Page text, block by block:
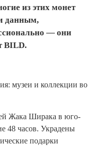
из этих монет
данным,
— они
BILD.
музеи и коллекции во
Жака Ширака в юго-
48 часов. Украдены
подарки